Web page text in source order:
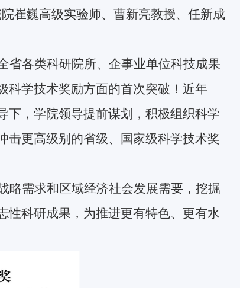
崔巍高级实验师、曹新亮教授、任新成
省各类科研院所、企事业单位科技成果
科学技术奖励方面的首次突破！近年
下，学院领导提前谋划，积极组织科学
击更高级别的省级、国家级科学技术奖
略需求和区域经济社会发展需要，挖掘
性科研成果，为推进更有特色、更有水